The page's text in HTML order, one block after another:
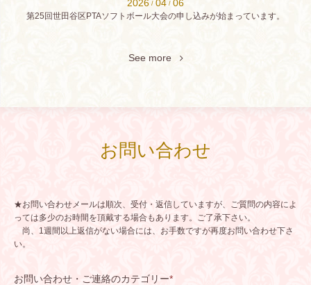
2026 / 04 / 06
第25回世田谷区PTAソフトボール大会の申し込みが始まっています。
See more
お問い合わせ
★お問い合わせメールは順次、受付・返信していますが、ご質問の内容によ
っては多少のお時間を頂戴する場合もあります。ご了承下さい。
尚、1週間以上返信がない場合には、お手数ですが再度お問い合わせ下さ
い。
お問い合わせ・ご連絡のカテゴリー*